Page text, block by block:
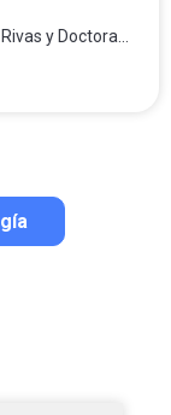
y Doctora